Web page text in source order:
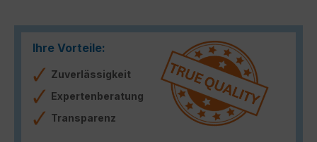
Ihre Vorteile:
Zuverlässigkeit
Expertenberatung
Transparenz